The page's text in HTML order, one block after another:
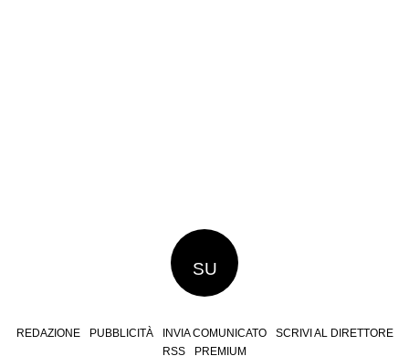
SU
REDAZIONE PUBBLICITÀ INVIA COMUNICATO
SCRIVI AL DIRETTORE
RSS
PREMIUM